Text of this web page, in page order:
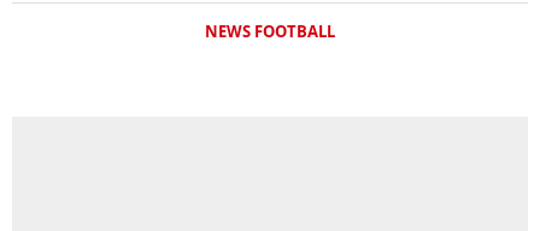
NEWS FOOTBALL